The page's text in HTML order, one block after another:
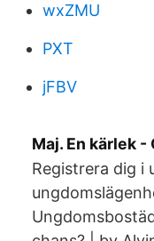
wxZMU
PXT
jFBV
Maj. En kärlek
Registrera dig i